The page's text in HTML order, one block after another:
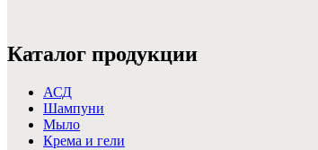
Каталог продукции
АСД
Шампуни
Мыло
Крема и гели